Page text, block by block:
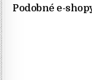
Podobné e-